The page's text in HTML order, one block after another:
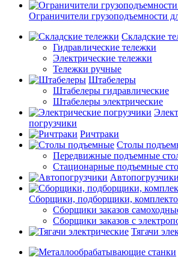
Ограничители грузоподъемности
Складские
Гидравлические тележки
Электрические тележки
Тележки ручные
Штабелеры
Штабелеры гидравлические
Штабелеры электрические
погрузчики
Ричтраки
Столы
Передвижные подъемные
Стационарные подъемные
Автопогрузчики
Сборщики, подборщики,
Сборщики заказов
Сборщики заказов с
Тягачи